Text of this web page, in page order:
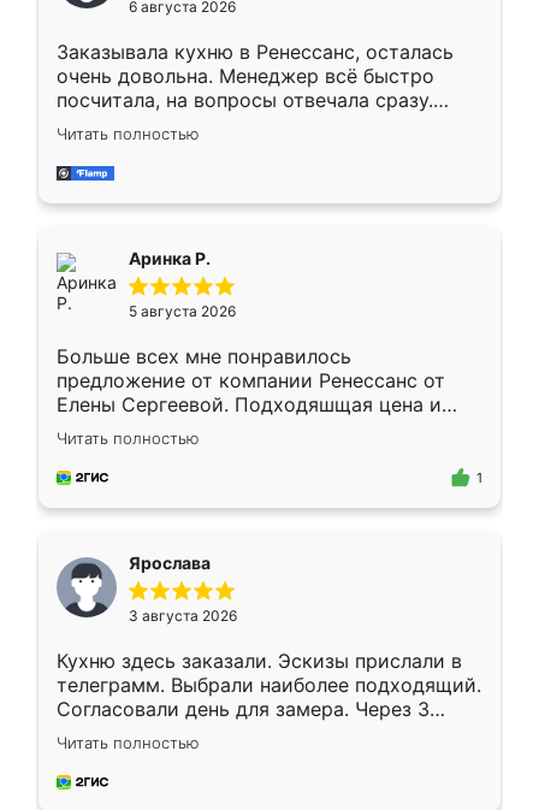
мебели буду заказывать только здесь.
6 августа 2026
Заказывала кухню в Ренессанс, осталась
очень довольна. Менеджер всё быстро
посчитала, на вопросы отвечала сразу.
Замерщик приехал в субботу, подошёл к
делу со всей ответственностью. Собрали
за день, ребята работали аккуратно, даже
Читать полностью
Аринка Р.
5 августа 2026
Больше всех мне понравилось
предложение от компании Ренессанс от
Елены Сергеевой. Подходяшщая цена и
короткие сроки изготовления. Приехавший
для замера сотрудник Владислав
предложил по моему эскизу самый
Читать полностью
1
Ярослава
3 августа 2026
Кухню здесь заказали. Эскизы прислали в
телеграмм. Выбрали наиболее подходящий.
Согласовали день для замера. Через 3
недели кухня была уже готова. Остались
довольны работой. Спасибо Ренессанс
мебель за качественную работу!
Читать полностью